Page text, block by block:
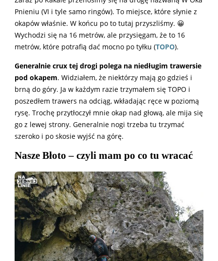
Pnieniu (VI i tyle samo ringów). To miejsce, które słynie z
okapów właśnie. W końcu po to tutaj przyszliśmy. 😀
Wychodzi się na 16 metrów, ale przysięgam, że to 16
metrów, które potrafią dać mocno po tyłku (TOPO).
Generalnie crux tej drogi polega na niedługim trawersie
pod okapem. Widziałem, że niektórzy mają go gdzieś i
brną do góry. Ja w każdym razie trzymałem się TOPO i
poszedłem trawers na odciąg, wkładając ręce w poziomą
rysę. Trochę przytłoczył mnie okap nad głową, ale mija się
go z lewej strony. Generalnie nogi trzeba tu trzymać
szeroko i po skosie wyjść na górę.
Nasze Błoto – czyli mam po co tu wracać